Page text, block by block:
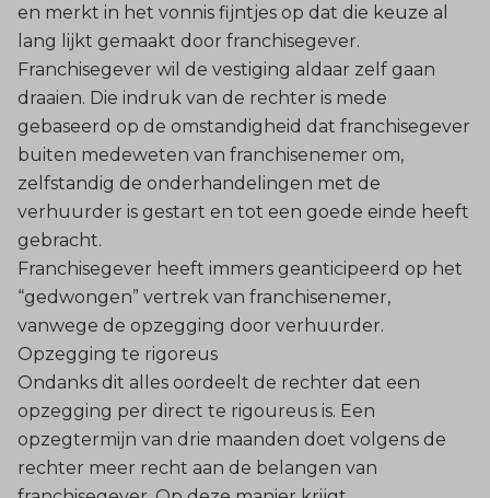
en merkt in het vonnis fijntjes op dat die keuze al
lang lijkt gemaakt door franchisegever.
Franchisegever wil de vestiging aldaar zelf gaan
draaien. Die indruk van de rechter is mede
gebaseerd op de omstandigheid dat franchisegever
buiten medeweten van franchisenemer om,
zelfstandig de onderhandelingen met de
verhuurder is gestart en tot een goede einde heeft
gebracht.
Franchisegever heeft immers geanticipeerd op het
“gedwongen” vertrek van franchisenemer,
vanwege de opzegging door verhuurder.
Opzegging te rigoreus
Ondanks dit alles oordeelt de rechter dat een
opzegging per direct te rigoureus is. Een
opzegtermijn van drie maanden doet volgens de
rechter meer recht aan de belangen van